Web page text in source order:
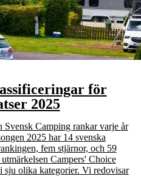
för
2025
Svensk Camping rankar varje år
2025 har 14 svenska
fem stjärnor, och 59
Campers' Choice
sju olika kategorier. Vi redovisar